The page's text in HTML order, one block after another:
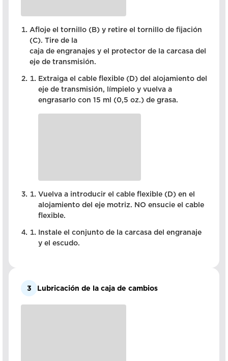
Afloje el tornillo (B) y retire el tornillo de fijación
(C). Tire de la
caja de engranajes y el protector de la carcasa del
eje de transmisión.
Extraiga el cable flexible (D) del alojamiento del
eje de transmisión, límpielo y vuelva a
engrasarlo con 15 ml (0,5 oz.) de grasa.
Vuelva a introducir el cable flexible (D) en el
alojamiento del eje motriz. NO ensucie el cable
flexible.
Instale el conjunto de la carcasa del engranaje
y el escudo.
3 Lubricación de la caja de cambios